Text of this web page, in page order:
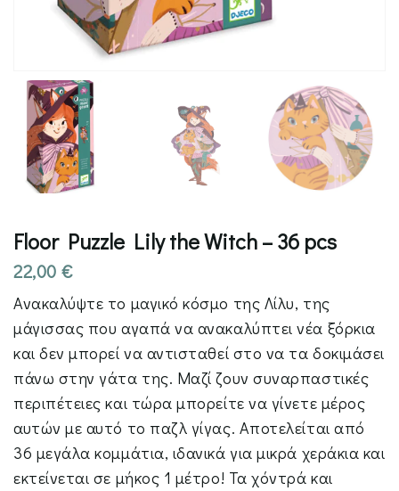
Floor Puzzle Lily the Witch – 36 pcs
22,00 €
Ανακαλύψτε το μαγικό κόσμο της Λίλυ, της
μάγισσας που αγαπά να ανακαλύπτει νέα ξόρκια
και δεν μπορεί να αντισταθεί στο να τα δοκιμάσει
πάνω στην γάτα της. Μαζί ζουν συναρπαστικές
περιπέτειες και τώρα μπορείτε να γίνετε μέρος
αυτών με αυτό το παζλ γίγας. Αποτελείται από
36 μεγάλα κομμάτια, ιδανικά για μικρά χεράκια και
εκτείνεται σε μήκος 1 μέτρο! Τα χόντρά και